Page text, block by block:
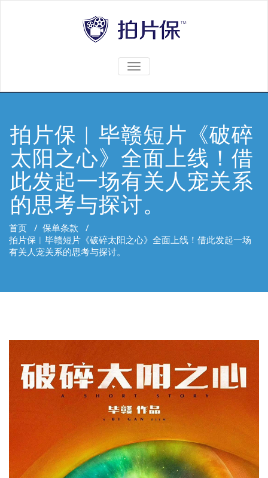
TOGGLE
拍片保︱毕赣短片《破碎
太阳之心》全面上线！借
此发起一场有关人宠关系
的思考与探讨。
首页 / 保单条款 /
拍片保︱毕赣短片《破碎太阳之心》全面上线！借此发起一场
有关人宠关系的思考与探讨。